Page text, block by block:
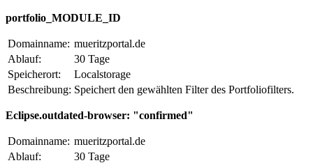
portfolio_MODULE_ID
Domainname: mueritzportal.de
Ablauf:
30 Tage
Speicherort:
Localstorage
Beschreibung: Speichert den gewählten Filter des Portfoliofilters.
Eclipse.outdated-browser: "confirmed"
Domainname: mueritzportal.de
Ablauf:
30 Tage